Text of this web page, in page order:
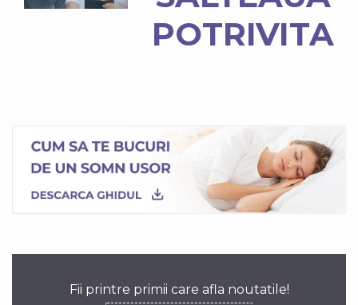
POTRIVITA
Fii printre primii care afla noutatile!